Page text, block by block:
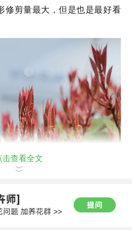
修剪量最大，但是也是最好看
击查看全文